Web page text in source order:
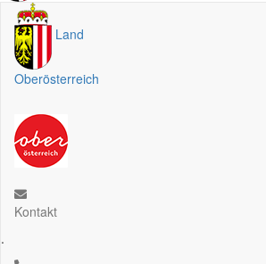
Land
Oberösterreich
Kontakt
.